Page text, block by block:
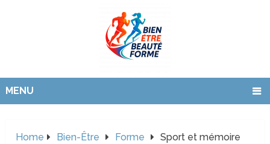
MENU
Home Bien-Être Forme Sport et mémoire